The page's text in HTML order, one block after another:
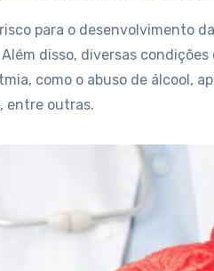
para o desenvolvimento
disso, diversas
como o abuso de álcool,
entre outras.